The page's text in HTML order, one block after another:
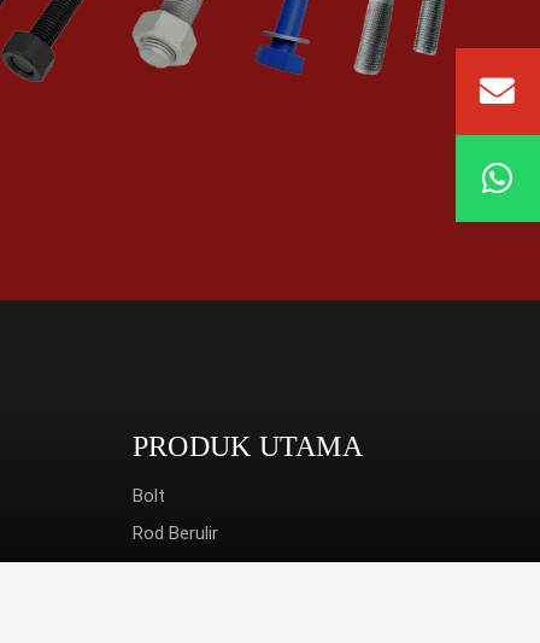
PRODUK UTAMA
Bolt
Rod Berulir